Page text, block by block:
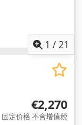
1 /21
€2,270
固定价格 不含增值税